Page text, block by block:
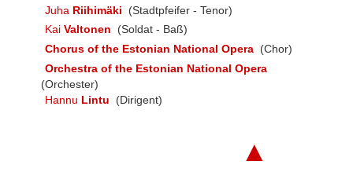
Juha Riihimäki
(Stadtpfeifer - Tenor)
Kai Valtonen
(Soldat - Baß)
Chorus of the Estonian National Opera (Chor)
Orchestra of the Estonian National Opera
(Orchester)
Hannu Lintu (Dirigent)
▲